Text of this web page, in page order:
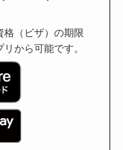
格（ビザ）の期限
から可能です。